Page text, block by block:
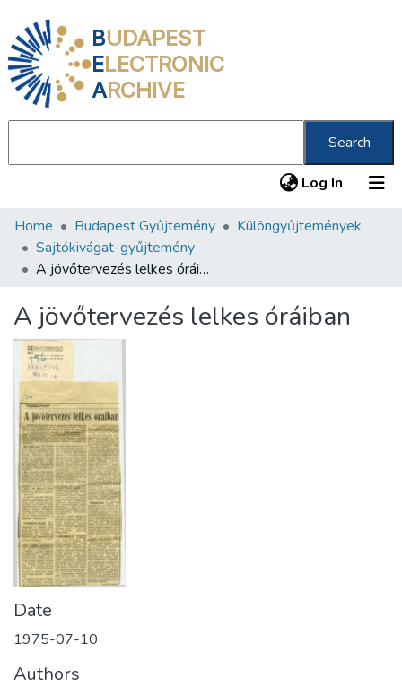
BUDAPEST
ELECTRONIC
ARCHIVE
Search
Log In (current)
Communities & Collections
All of DSpace
About us
Home Budapest Gyűjtemény
Különgyűjtemények
Sajtókivágat-gyűjtemény
A jövőtervezés lelkes óráiban
A jövőtervezés lelkes óráiban
Date
1975-07-10
Authors